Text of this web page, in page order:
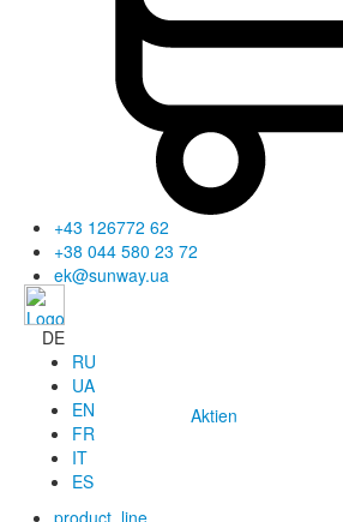
+43 126772 62
+38 044 580 23 72
ek@sunway.ua
DE
RU
UA
EN
FR
IT
ES
Aktien
product_line